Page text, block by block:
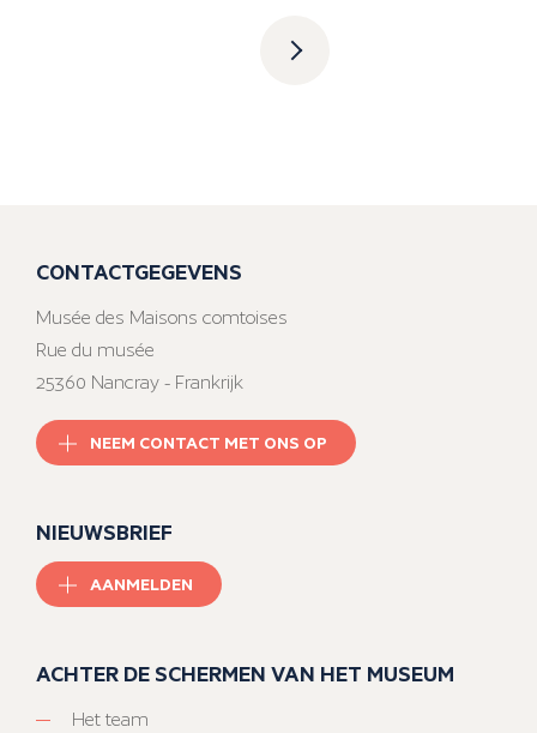
CONTACTGEGEVENS
Musée des Maisons comtoises
Rue du musée
25360 Nancray - Frankrijk
NEEM CONTACT MET ONS OP
NIEUWSBRIEF
AANMELDEN
ACHTER DE SCHERMEN VAN HET MUSEUM
Het team